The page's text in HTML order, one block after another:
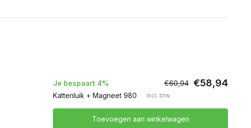
Je bespaart 4% €60,94 €58,94
Kattenluik + Magneet 980 Incl. btw
Toevoegen aan winkelwagen